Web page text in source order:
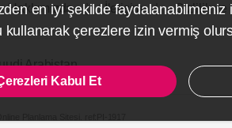
Hakkımızda İletişim Gizlilik ve
Arabistan
Planlama Sitesi.
en iyi şekilde faydalanabilmeniz
kullanarak çerezlere izin vermiş
Kabul Et